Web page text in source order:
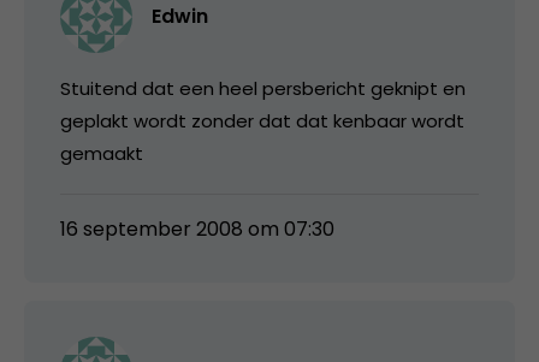
Edwin
Stuitend dat een heel persbericht geknipt en
geplakt wordt zonder dat dat kenbaar wordt
gemaakt
16 september 2008 om 07:30